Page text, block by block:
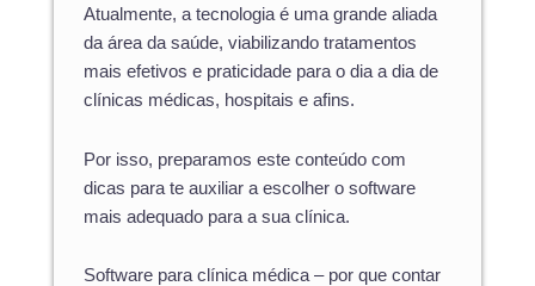
Atualmente, a tecnologia é uma grande aliada
da área da saúde, viabilizando tratamentos
mais efetivos e praticidade para o dia a dia de
clínicas médicas, hospitais e afins.
Por isso, preparamos este conteúdo com
dicas para te auxiliar a escolher o software
mais adequado para a sua clínica.
Software para clínica médica – por que contar